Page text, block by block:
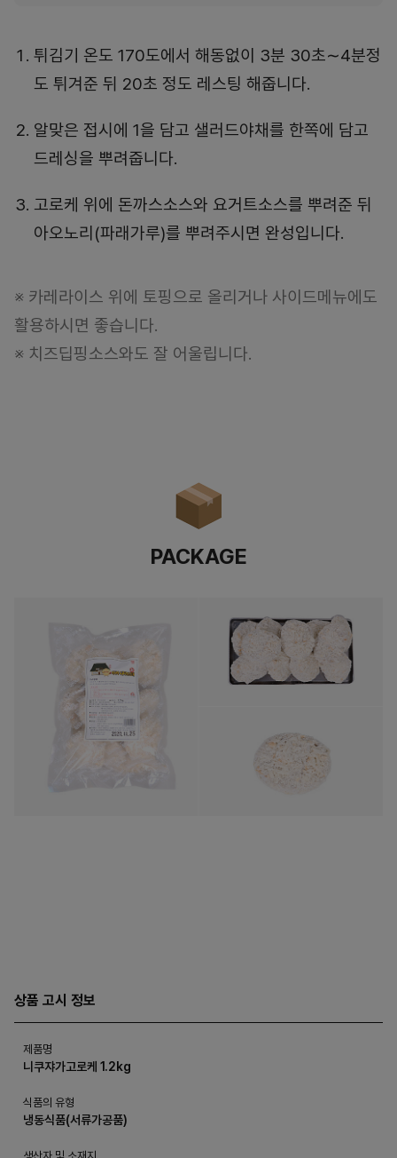
튀김기 온도 170도에서 해동없이 3분 30초∼4분정
도 튀겨준 뒤 20초 정도 레스팅 해줍니다.
알맞은 접시에 1을 담고 샐러드야채를 한쪽에 담고
드레싱을 뿌려줍니다.
고로케 위에 돈까스소스와 요거트소스를 뿌려준 뒤
아오노리(파래가루)를 뿌려주시면 완성입니다.
※ 카레라이스 위에 토핑으로 올리거나 사이드메뉴에도
활용하시면 좋습니다.
※ 치즈딥핑소스와도 잘 어울립니다.
PACKAGE
상품 고시 정보
제품명
니쿠쟈가고로케 1.2kg
식품의 유형
냉동식품(서류가공품)